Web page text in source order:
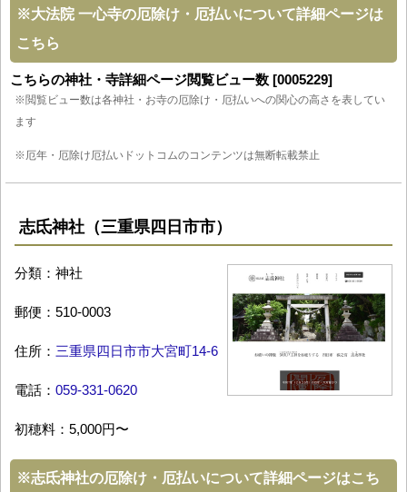
※大法院 一心寺の厄除け・厄払いについて詳細ページは
こちら
こちらの神社・寺詳細ページ閲覧ビュー数 [0005229]
※閲覧ビュー数は各神社・お寺の厄除け・厄払いへの関心の高さを表してい
ます
※厄年・厄除け厄払いドットコムのコンテンツは無断転載禁止
志氐神社（三重県四日市市）
分類：神社
郵便：510-0003
住所： 三重県四日市市大宮町14-6
電話： 059-331-0620
初穂料：5,000円〜
※志氐神社の厄除け・厄払いについて詳細ページはこち